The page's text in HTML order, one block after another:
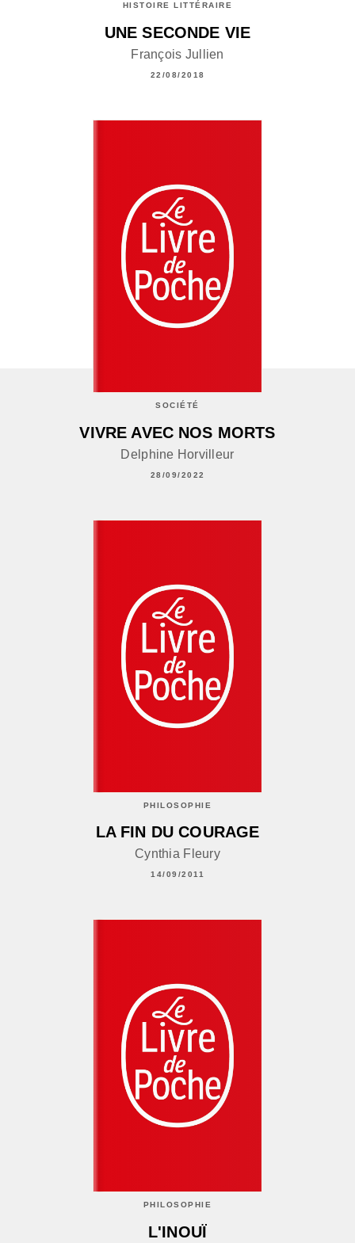
HISTOIRE LITTÉRAIRE
UNE SECONDE VIE
François Jullien
22/08/2018
SOCIÉTÉ
VIVRE AVEC NOS MORTS
Delphine Horvilleur
28/09/2022
PHILOSOPHIE
LA FIN DU COURAGE
Cynthia Fleury
14/09/2011
PHILOSOPHIE
L'INOUÏ